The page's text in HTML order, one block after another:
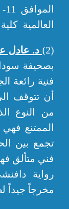
العالمية
(2) د. عادل
بصحيفة
فنية رائعة
أن تتوقف
من النوع
الممتنع
تجمع بين
فني متألق
رواية
مخرجاً جيداً